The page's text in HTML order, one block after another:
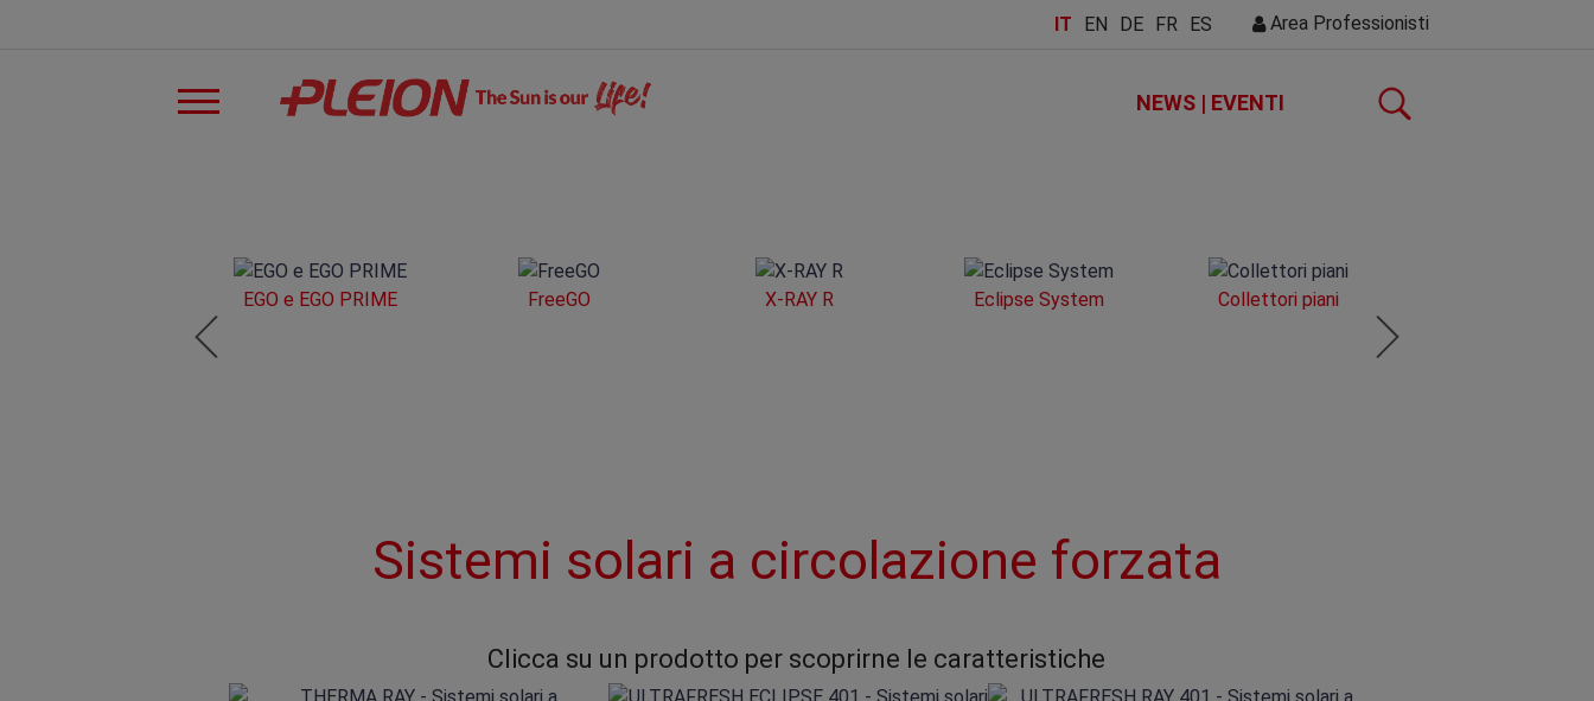
IT EN DE FR ES Area Professionisti
NEWS | EVENTI
EGO e EGO PRIME FreeGO X-RAY R Eclipse System Collettori piani
Sistemi solari a circolazione forzata
Clicca su un prodotto per scoprirne le caratteristiche